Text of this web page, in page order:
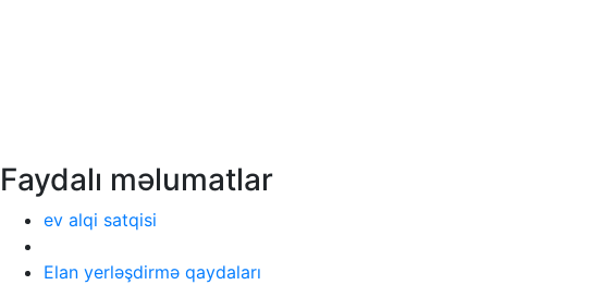
Faydalı məlumatlar
ev alqi satqisi
Elan yerləşdirmə qaydaları